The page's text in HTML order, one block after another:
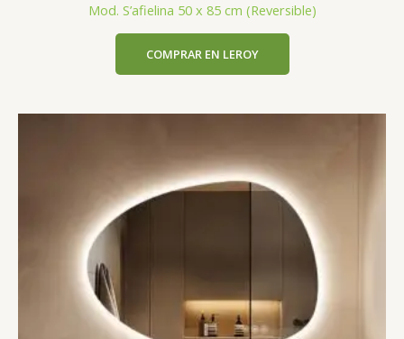
Mod. S’afielina 50 x 85 cm (Reversible)
COMPRAR EN LEROY